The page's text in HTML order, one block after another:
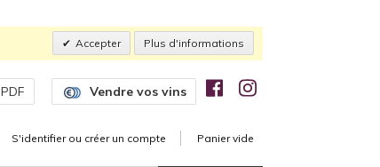
Accepter Plus d'informations
PDF Vendre vos vins
S'identifier ou créer un compte Panier vide